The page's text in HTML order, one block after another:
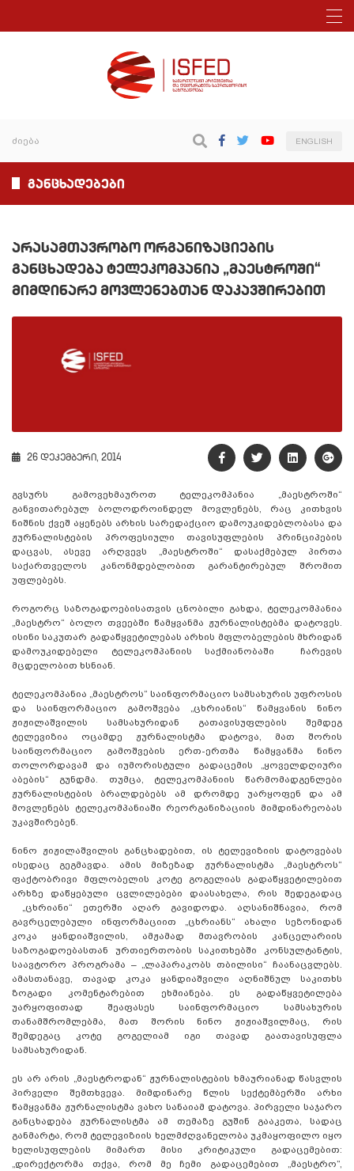
ENGLISH
განცხადებები
არასამთავრობო ორგანიზაციების
განცხადება ტელეკომპანია „მაესტროში“
მიმდინარე მოვლენებთან დაკავშირებით
26 დეკემბერი, 2014
გვსურს გამოვეხმაუროთ ტელეკომპანია „მაესტროში“
განვითარებულ ბოლოდროინდელ მოვლენებს, რაც კითხვის
ნიშნის ქვეშ აყენებს არხის სარედაქციო დამოუკიდებლობასა და
ჟურნალისტების პროფესიული თავისუფლების პრინციპების
დაცვას, ასევე არღვევს „მაესტროში“ დასაქმებულ პირთა
საქართველოს კანონმდებლობით გარანტირებულ შრომით
უფლებებს.
როგორც საზოგადოებისათვის ცნობილი გახდა, ტელეკომპანია
„მაესტრო“ ბოლო თვეებში წამყვანმა ჟურნალისტებმა დატოვეს.
ისინი საკუთარ გადაწყვეტილებას არხის მფლობელების მხრიდან
დამოუკიდებელი ტელეკომპანიის საქმიანობაში ჩარევის
მცდელობით ხსნიან.
ტელეკომპანია „მაესტროს“ საინფორმაციო სამსახურის უფროსის
და საინფორმაციო გამოშვება „ცხრიანის“ წამყვანის ნინო
ჟიჟილაშვილის სამსახურიდან გათავისუფლების შემდეგ
ტელევიზია ოცამდე ჟურნალისტმა დატოვა, მათ შორის
საინფორმაციო გამოშვების ერთ-ერთმა წამყვანმა ნინო
თოლორდავამ და იუმორისტული გადაცემის „ყოველდღიური
აბების“ გუნდმა. თუმცა, ტელეკომპანიის წარმომადგენლები
ჟურნალისტების ბრალდებებს ამ დრომდე უარყოფენ და ამ
მოვლენებს ტელეკომპანიაში რეორგანიზაციის მიმდინარეობას
უკავშირებენ.
ნინო ჟიჟილაშვილის განცხადებით, ის ტელევიზიის დატოვებას
ისედაც გეგმავდა. ამის მიზეზად ჟურნალისტმა „მაესტროს“
ფაქტობრივი მფლობელის კოტე გოგელიას გადაწყვეტილებით
არხზე დაწყებული ცვლილებები დაასახელა, რის შედეგადაც
„ცხრიანი“ ეთერში აღარ გავიდოდა. აღსანიშნავია, რომ
გავრცელებული ინფორმაციით „ცხრიანს“ ახალი სეზონიდან
კოკა ყანდიაშვილის, ამჟამად მთავრობის კანცელარიის
საზოგადოებასთან ურთიერთობის საკითხებში კონსულტანტის,
საავტორო პროგრამა – „ლაპარაკობს თბილისი“ ჩაანაცვლებს.
ამასთანავე, თავად კოკა ყანდიაშვილი აღნიშნულ საკითხს
ზოგადი კომენტარებით ეხმიანება. ეს გადაწყვეტილება
უარყოფითად შეაფასეს საინფორმაციო სამსახურის
თანამშრომლებმა, მათ შორის ნინო ჟიჟიაშვილმაც, რის
შემდეგაც კოტე გოგელიამ იგი თავად გაათავისუფლა
სამსახურიდან.
ეს არ არის „მაესტროდან“ ჟურნალისტების ხმაურიანად წასვლის
პირველი შემთხვევა. მიმდინარე წლის სექტემბერში არხი
წამყვანმა ჟურნალისტმა ვახო სანაიამ დატოვა. პირველი საჯარო
განცხადება ჟურნალისტმა ამ თემაზე გუშინ გააკეთა, სადაც
განმარტა, რომ ტელევიზიის ხელმძღვანელობა უკმაყოფილო იყო
ხელისუფლების მიმართ მისი კრიტიკული გადაცემებით:
„დირექტორმა თქვა, რომ მე ჩემი გადაცემებით „მაესტრო”,